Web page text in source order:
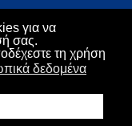
για να
σας.
τη χρήση
δεδομένα
& Hosting by